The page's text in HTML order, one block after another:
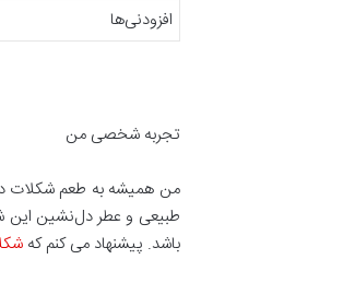
افزودنی‌ها
تجربه شخصی من
من همیشه به طعم شکلات
طبیعی و عطر دل‌نشین این
باشد. پیشنهاد می کنم که